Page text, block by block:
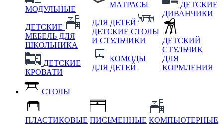
МОДУЛЬНЫЕ
ДЕТСКИЕ
МЕБЕЛЬ ДЛЯ
ШКОЛЬНИКА
ДЕТСКИЕ
КРОВАТИ
МАТРАСЫ
ДЛЯ ДЕТЕЙ
ДЕТСКИЕ СТОЛЫ
И СТУЛЬЧИКИ
КОМОДЫ
ДЛЯ ДЕТЕЙ
ДЕТСКИЕ
ДИВАНЧИКИ
ДЕТСКИЙ
СТУЛЬЧИК
ДЛЯ
КОРМЛЕНИЯ
СТОЛЫ
ПЛАСТИКОВЫЕ ПИСЬМЕННЫЕ КОМПЬЮТЕРНЫЕ